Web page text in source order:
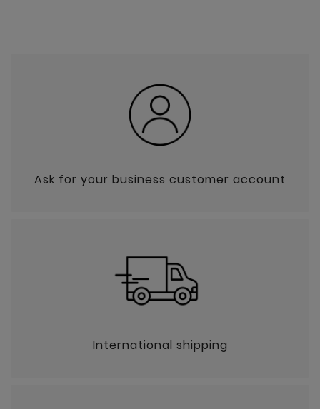
Ask for your business customer account
International shipping